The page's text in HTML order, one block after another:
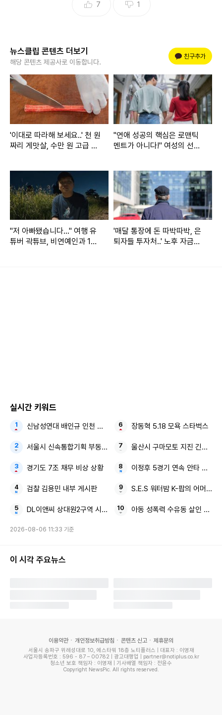
구준엽 인스타그램
구준엽은 " 2025년 2월 2일 저의 천사가 하늘로 돌아갔다.
저 희원이를 애도해 주시는 많은 분들께 깊은 감사의 인사를
은우리 가족에게 흠집을 내려고 보험과 비용에 대한 가짜뉴스
를 만들어 상처를 주고 있다
"라고 전해 충격을 안겼다.
구준엽은 "정말 이런 나쁜 인간들이 세상에 진짜로 존재한다
있도록 가만히 계셔주실 수는 없겠냐. 제발 간곡히 부탁드린
다"라며 호소했다.
구준엽 "희원이가 사랑하는 가족들을 지킬 것.."
7 1
뉴스클립 콘텐츠 더보기
해당 콘텐츠 제공사로 이동합니다.
친구추가
'이대로 따라해 보세요..' 천 원
짜리 게맛살, 수만 원 고급 레
"연애 성공의 핵심은 로맨틱
멘트가 아니다!" 여성의 선택
"저 아빠됐습니다..." 여행 유
튜버 곽튜브, 비연예인과 10
'매달 통장에 돈 따박따박, 은
퇴자들 투자처..' 노후 자금으
실시간 키워드
신남성연대 배인규 인천 영종도
서울시 신속통합기획 부동산 정책
경기도 7조 채무 비상 상황
검찰 김용민 내부 게시판
DL이앤씨 상대원2구역 시공사 교체
장동혁 5.18 모욕 스타벅스
울산시 구마모토 지진 긴급 지
이정후 5경기 연속 안타 타율
S.E.S 워터밤 K-팝의 어머니
아동 성폭력 수유동 살인 50대
2026-08-06 11:33 기준
이 시각 주요뉴스
이용약관 개인정보취급방침 콘텐츠 신고 제휴문의
서울시 송파구 위례성대로 10, 에스타워 18층 노티플러스 | 대표자 : 이영재
사업자등록번호 : 596 - 87 – 00782 | 광고대행업 | partner@notiplus.co.kr
청소년 보호 책임자 : 이영재 | 기사배열 책임자 : 전윤수
Copyright NewsPic. All rights reserved.